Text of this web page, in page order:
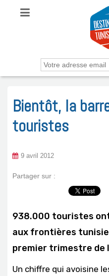
Bientôt, la
touristes
9 avril 2012
Partager sur :
938.000 touristes
aux frontières
premier trimestre de
Un chiffre qui avoisine